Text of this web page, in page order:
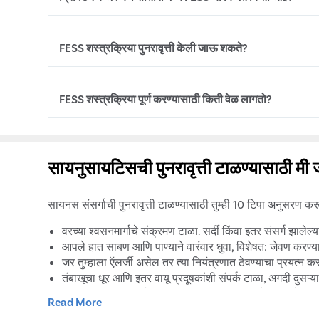
देखील पुराणमतवादी उपचार जसे की औषधे आणि जीवनशैली
सायनस शस्त्रक्रियेची शिफारस केली जात नाही.
सातारा मध्ये FESS शस्त्रक्रियेची किंमत रु. पासून आहे.
डॉक्टरांची निवड, निदान चाचण्या आणि इतर शस्त्रक्रियापूर्व
यासारख्या काही घटकांवर आधारित. या खर्चामध्ये
तथापि, पोस्टऑपरेटिव्ह गुंतागुंत झाल्यास किंवा रुग्णाला गंभीर
FESS शस्त्रक्रिया पुनरावृत्ती केली जाऊ शकते?
होय. सायनसच्या शस्त्रक्रियेतील एक दुर्मिळ गुंतागुंत म्हणजे
सायनस अडथळा. अशा परिस्थितीत, वायुमार्ग साफ करण्यासाठी
शस्त्रक्रियेपेक्षा चांगले परिणाम देण्यासाठी पुनरावृत्ती सायनस
FESS शस्त्रक्रिया पूर्ण करण्यासाठी किती वेळ लागतो?
संक्रमित आहे आणि संसर्ग किती पसरला आहे यावर अवलंबून
सायनुसायटिसची पुनरावृत्ती
सायनस संसर्गाची पुनरावृत्ती टाळण्यासाठी तुम्ही 10 टिपा अनुसरण
वरच्या श्वसनमार्गाचे संक्रमण टाळा. सर्दी किंवा इतर संसर्ग
आपले हात साबण आणि पाण्याने वारंवार धुवा, विशेषत: जेवण
जर तुम्हाला ऍलर्जी असेल तर त्या नियंत्रणात ठेवण्याचा प्रयत्न
तंबाखूचा धूर आणि इतर वायू प्रदूषकांशी संपर्क टाळा, अगदी
नेटी पॉट किंवा इतर तत्सम उपकरणे वापरून तुमचे सायनस
Read More